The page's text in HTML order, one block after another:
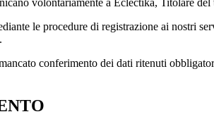
le procedure di registrazione ai nostri
conferimento dei dati ritenuti